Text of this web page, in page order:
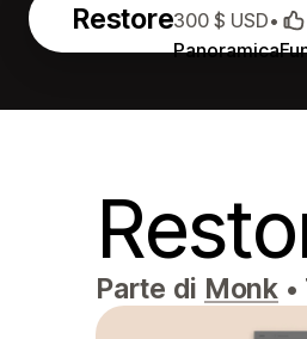
Restore
Panoramica
300 $ USD•
Parte di Monk •